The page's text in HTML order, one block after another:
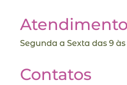
Atendimento
Segunda a Sexta das 9 às
Contatos